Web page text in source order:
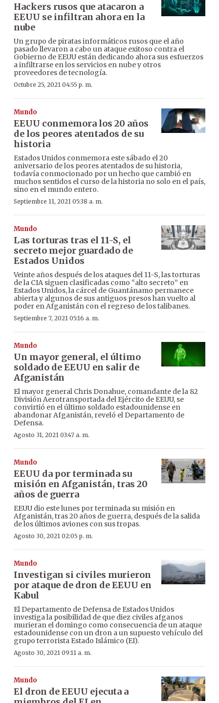
Hackers rusos que atacaron a
EEUU se infiltran ahora en la
nube
Un grupo de piratas informáticos rusos que el año
pasado llevaron a cabo un ataque exitoso contra el
Gobierno de EEUU están dedicando ahora sus esfuerzos
a infiltrarse en los servicios en nube y otros
proveedores de tecnología.
Octubre 25, 2021 04:55 p. m.
Mundo
EEUU conmemora los 20 años
de los peores atentados de su
historia
Estados Unidos conmemora este sábado el 20
aniversario de los peores atentados de su historia,
todavía conmocionado por un hecho que cambió en
muchos sentidos el curso de la historia no solo en el país,
sino en el mundo entero.
Septiembre 11, 2021 05:38 a. m.
Mundo
Las torturas tras el 11-S, el
secreto mejor guardado de
Estados Unidos
Veinte años después de los ataques del 11-S, las torturas
de la CIA siguen clasificadas como “alto secreto” en
Estados Unidos, la cárcel de Guantánamo permanece
abierta y algunos de sus antiguos presos han vuelto al
poder en Afganistán con el regreso de los talibanes.
Septiembre 7, 2021 05:16 a. m.
Mundo
Un mayor general, el último
soldado de EEUU en salir de
Afganistán
El mayor general Chris Donahue, comandante de la 82
División Aerotransportada del Ejército de EEUU, se
convirtió en el último soldado estadounidense en
abandonar Afganistán, reveló el Departamento de
Defensa.
Agosto 31, 2021 03:47 a. m.
Mundo
EEUU da por terminada su
misión en Afganistán, tras 20
años de guerra
EEUU dio este lunes por terminada su misión en
Afganistán, tras 20 años de guerra, después de la salida
de los últimos aviones con sus tropas.
Agosto 30, 2021 02:05 p. m.
Mundo
Investigan si civiles murieron
por ataque de dron de EEUU en
Kabul
El Departamento de Defensa de Estados Unidos
investiga la posibilidad de que diez civiles afganos
murieran el domingo como consecuencia de un ataque
estadounidense con un dron a un supuesto vehículo del
grupo terrorista Estado Islámico (EI).
Agosto 30, 2021 09:11 a. m.
Mundo
El dron de EEUU ejecuta a